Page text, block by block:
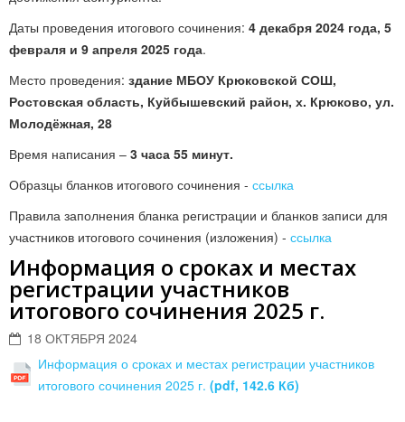
Даты проведения итогового сочинения: 4 декабря 2024 года, 5
февраля и 9 апреля 2025 года.
Место проведения: здание МБОУ Крюковской СОШ,
Ростовская область, Куйбышевский район, х. Крюково, ул.
Молодёжная, 28
Время написания – 3 часа 55 минут.
Образцы бланков итогового сочинения - ссылка
Правила заполнения бланка регистрации и бланков записи для
участников итогового сочинения (изложения) - ссылка
Информация о сроках и местах
регистрации участников
итогового сочинения 2025 г.
18 ОКТЯБРЯ 2024
Информация о сроках и местах регистрации участников
итогового сочинения 2025 г. (pdf, 142.6 Кб)